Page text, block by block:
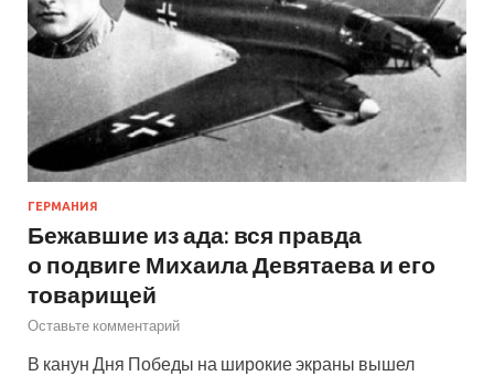
ГЕРМАНИЯ
Бежавшие из ада: вся правда
о подвиге Михаила Девятаева и его
товарищей
Оставьте комментарий
В канун Дня Победы на широкие экраны вышел